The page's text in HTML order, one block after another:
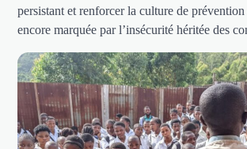
persistant et renforcer la culture de
encore marquée par l’insécurité héritée des